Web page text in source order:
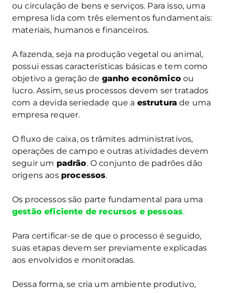
ou circulação de bens e serviços. Para isso, uma
empresa lida com três elementos fundamentais:
materiais, humanos e financeiros.
A fazenda, seja na produção vegetal ou animal,
possui essas características básicas e tem como
objetivo a geração de ganho econômicoou
lucro. Assim, seus processos devem ser tratados
com a devida seriedade que a estrutura de uma
empresa requer.
O fluxo de caixa, os trâmites administrativos,
operações de campo e outras atividades devem
seguir um padrão. O conjunto de padrões dão
origens aos processos.
Os processos são parte fundamental para uma
gestão eficiente de recursos e pessoas.
Para certificar-se de que o processo é seguido,
suas etapas devem ser previamente explicadas
aos envolvidos e monitoradas.
Dessa forma, se cria um ambiente produtivo,